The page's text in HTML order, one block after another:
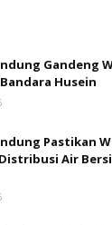
Gandeng
Husein
Pastikan
Air